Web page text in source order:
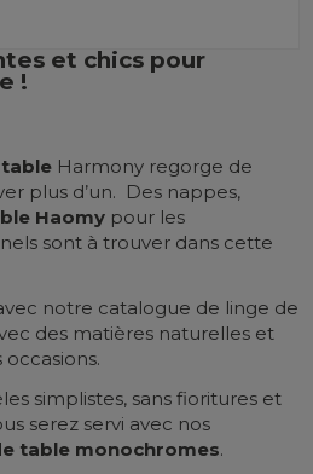
et chics pour
!
Harmony regorge de
plus d’un. Des nappes,
Haomy pour les
sont à trouver dans cette
notre catalogue de linge de
des matières naturelles et
simplistes, sans fioritures et
serez servi avec nos
table monochromes.